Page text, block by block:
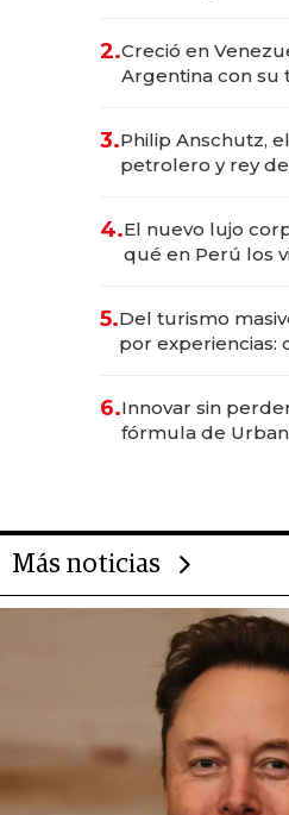
2.Creció en
Argentina con su
las marcas "fast
3.Philip Anschutz,
petrolero y rey
Fénix
4.El nuevo lujo
qué en Perú los
transformadoras
5.Del turismo
por experiencias:
6.Innovar sin
fórmula de
Más noticias